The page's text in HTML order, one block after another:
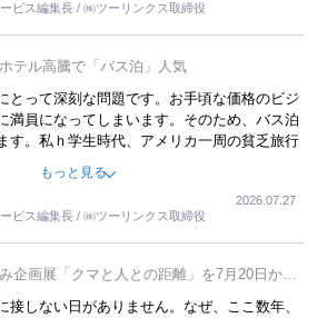
ビス編集長 / ㈱ツーリンクス取締役
テル高騰で「バス泊」人気
とって深刻な問題です。お手頃な価格のビジ
満員になってしまいます。そのため、バス泊
す。私ｈ学生時代、アメリカ一周の貧乏旅行
イハウンドバスでした。夕方から夜の便を利
ていました。ただし、若いからできたことで
京都に行った、青森に行ったと聞くと、疲れ
てしまいます。
もっと見る
ビス編集長 / ㈱ツーリンクス取締役
2026.07.27
企画展「クマと人との距離」を7月20日から
接しない日がありません。なぜ、ここ数年、